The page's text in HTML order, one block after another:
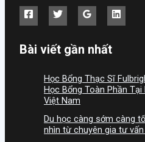
Bài viết gần nhất
Học Bổng Thạc Sĩ
Học Bổng Toàn Phần
Việt Nam
Du học càng sớm càng
nhìn từ chuyên gia tư